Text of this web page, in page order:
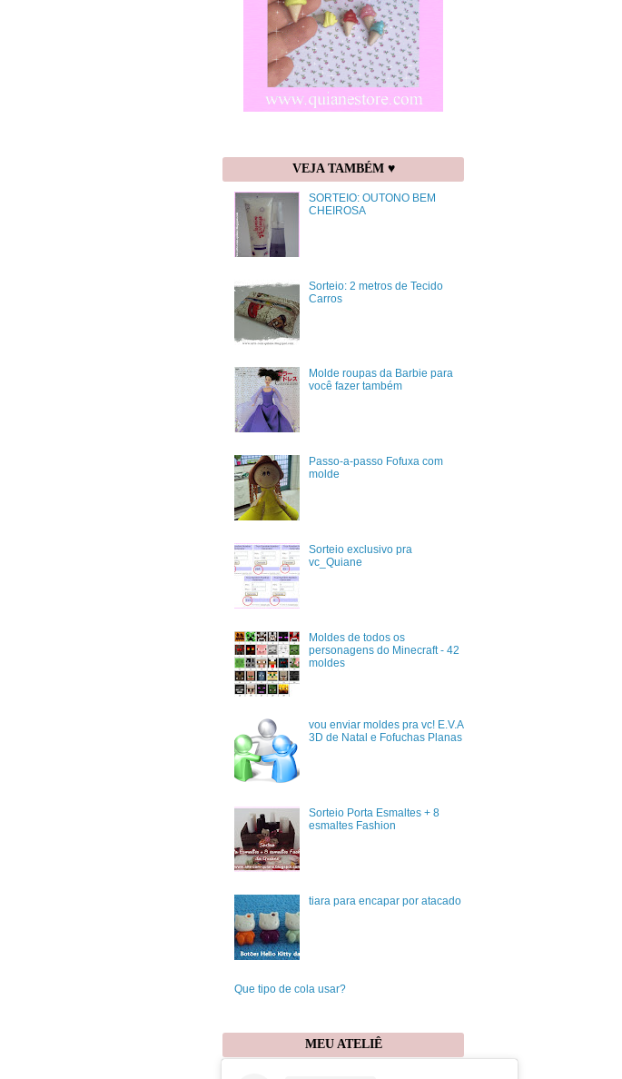
VEJA TAMBÉM ♥
SORTEIO: OUTONO BEM
CHEIROSA
Sorteio: 2 metros de Tecido
Carros
Molde roupas da Barbie para
você fazer também
Passo-a-passo Fofuxa com
molde
Sorteio exclusivo pra
vc_Quiane
Moldes de todos os
personagens do Minecraft - 42
moldes
vou enviar moldes pra vc! E.V.A
3D de Natal e Fofuchas Planas
Sorteio Porta Esmaltes + 8
esmaltes Fashion
tiara para encapar por atacado
Que tipo de cola usar?
MEU ATELIÊ